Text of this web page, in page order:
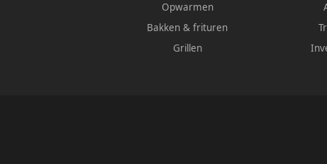
Opwarmen
Bakken & frituren
Grillen